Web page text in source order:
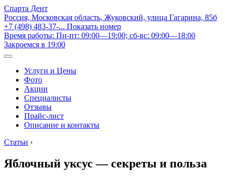
Спарта Дент
Россия, Московская область, Жуковский, улица Гагарина, 85б
+7 (498) 483-37-... Показать номер
Время работы: Пн-пт: 09:00—19:00; сб-вс: 09:00—18:00
Закроемся в 19:00
Услуги и Цены
Фото
Акции
Специалисты
Отзывы
Прайс-лист
Описание и контакты
Статьи ›
Яблочный уксус — секреты и польза